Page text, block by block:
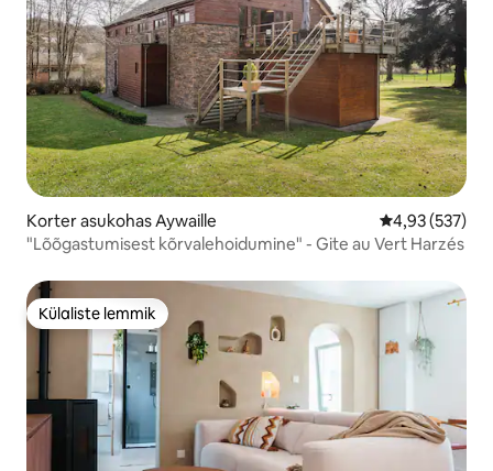
Korter asukohas Aywaille Keskmine
4,93 (537)
"Lõõgastumisest kõrvalehoidumine" - Gite au Vert Harzés
Külaliste lemmik
Külaliste lemmik